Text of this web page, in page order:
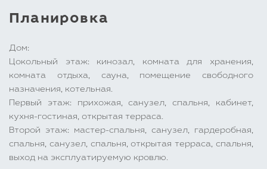
Планировка
Дом:
Цокольный этаж: кинозал, комната для хранения,
комната отдыха, сауна, помещение свободного
назначения, котельная.
Первый этаж: прихожая, санузел, спальня, кабинет,
кухня-гостиная, открытая терраса.
Второй этаж: мастер-спальня, санузел, гардеробная,
спальня, санузел, спальня, открытая терраса, спальня,
выход на эксплуатируемую кровлю.